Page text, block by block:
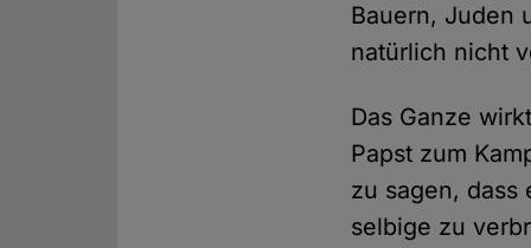
Bauern, Juden
natürlich nicht
Das Ganze
Papst zum
zu sagen, dass
selbige zu